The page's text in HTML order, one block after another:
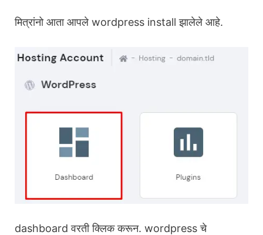
मित्रांनो आता आपले wordpress install झालेले आहे.
dashboard वरती क्लिक करून. wordpress चे